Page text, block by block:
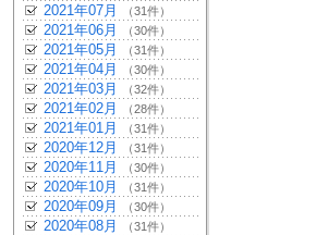
2021年07月 （31件）
2021年06月 （30件）
2021年05月 （31件）
2021年04月 （30件）
2021年03月 （32件）
2021年02月 （28件）
2021年01月 （31件）
2020年12月 （31件）
2020年11月 （30件）
2020年10月 （31件）
2020年09月 （30件）
2020年08月 （31件）